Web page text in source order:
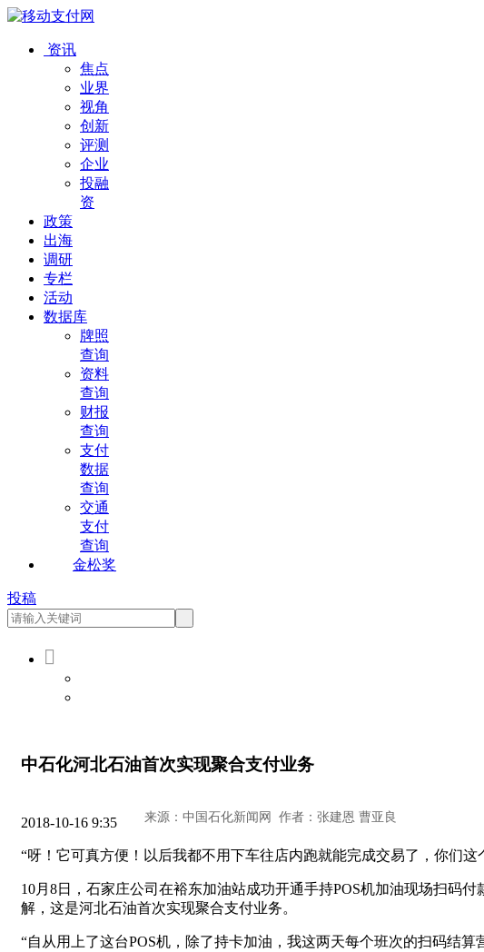
资讯
焦点
业界
视角
创新
评测
企业
投融
资
政策
出海
调研
专栏
活动
数据库
牌照
查询
资料
查询
财报
查询
支付
数据
查询
交通
支付
查询
金松奖
投稿

中石化河北石油首次实现聚合支付业务
2018-10-16 9:35
“呀！它可真方便！以后我都不用下车往店内跑就能完成交易了，你们
10月8日，石家庄公司在裕东加油站成功开通手持POS机加油现场扫码
解，这是河北石油首次实现聚合支付业务。
“自从用上了这台POS机，除了持卡加油，我这两天每个班次的扫码结